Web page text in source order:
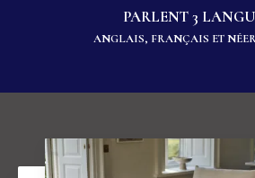
PARLENT 3
ANGLAIS, FRANÇAIS ET